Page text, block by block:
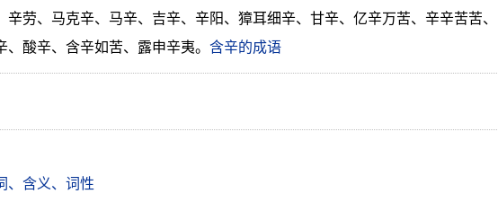
辛劳、马克辛、马辛、吉辛、辛阳、獐耳细辛、甘辛、亿辛万苦、辛辛苦苦、
酸辛、含辛如苦、露申辛夷。 含辛的成语
、含义、词性